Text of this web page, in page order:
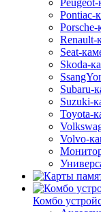
Peugeot-
Pontiac-
Porsche-
Renault-
Seat-
Skoda-
Subaru-
Suzuki-
Toyota-
Volvo-
Комбо